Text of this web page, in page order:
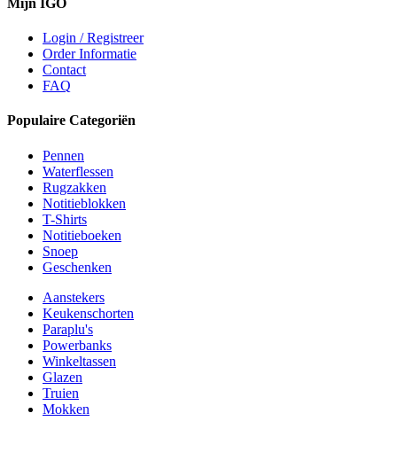
Login / Registreer
Order Informatie
Contact
FAQ
Populaire Categoriën
Pennen
Waterflessen
Rugzakken
Notitieblokken
T-Shirts
Notitieboeken
Snoep
Geschenken
Aanstekers
Keukenschorten
Paraplu's
Powerbanks
Winkeltassen
Glazen
Truien
Mokken